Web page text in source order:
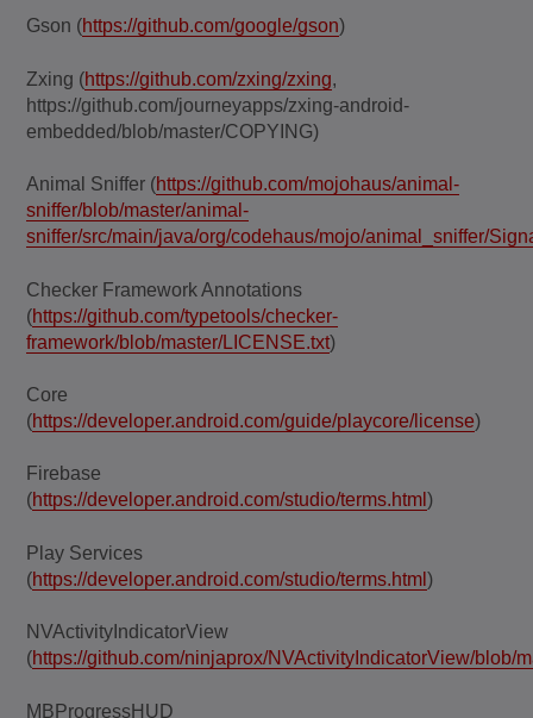
Gson (https://github.com/google/gson)
Zxing (https://github.com/zxing/zxing,
https://github.com/journeyapps/zxing-android-
embedded/blob/master/COPYING)
Animal Sniffer (https://github.com/mojohaus/animal-
sniffer/blob/master/animal-
sniffer/src/main/java/org/codehaus/mojo/animal_sniffer/
Checker Framework Annotations
(https://github.com/typetools/checker-
framework/blob/master/LICENSE.txt)
Core
(https://developer.android.com/guide/playcore/license)
Firebase
(https://developer.android.com/studio/terms.html)
Play Services
(https://developer.android.com/studio/terms.html)
NVActivityIndicatorView
(https://github.com/ninjaprox/NVActivityIndicatorView/blob/
MBProgressHUD